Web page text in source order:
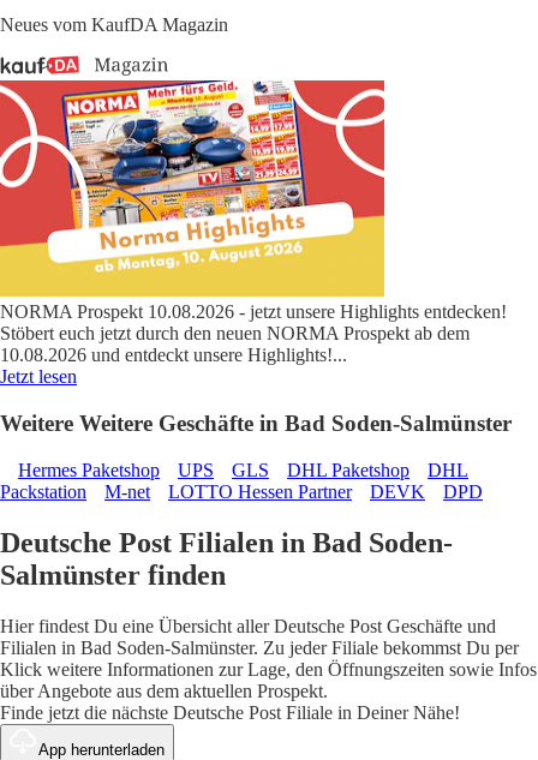
Neues vom KaufDA Magazin
NORMA Prospekt 10.08.2026 - jetzt unsere Highlights entdecken!
Stöbert euch jetzt durch den neuen NORMA Prospekt ab dem
10.08.2026 und entdeckt unsere Highlights!...
Jetzt lesen
Weitere Weitere Geschäfte in Bad Soden-Salmünster
Hermes Paketshop UPS GLS DHL Paketshop
DHL
Packstation
M-net LOTTO Hessen Partner DEVK DPD
Deutsche Post Filialen in Bad Soden-
Salmünster finden
Hier findest Du eine Übersicht aller Deutsche Post Geschäfte und
Filialen in Bad Soden-Salmünster. Zu jeder Filiale bekommst Du per
Klick weitere Informationen zur Lage, den Öffnungszeiten sowie Infos
über Angebote aus dem aktuellen Prospekt.
Finde jetzt die nächste Deutsche Post Filiale in Deiner Nähe!
App herunterladen